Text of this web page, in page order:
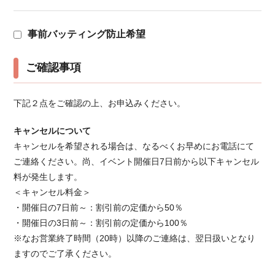
事前バッティング防止希望
ご確認事項
下記２点をご確認の上、お申込みください。
キャンセルについて
キャンセルを希望される場合は、なるべくお早めにお電話にて
ご連絡ください。 尚、イベント開催日7日前から以下キャンセル
料が発生します。
＜キャンセル料金＞
・開催日の7日前～：割引前の定価から50％
・開催日の3日前～：割引前の定価から100％
※なお営業終了時間（20時）以降のご連絡は、翌日扱いとなり
ますのでご了承ください。